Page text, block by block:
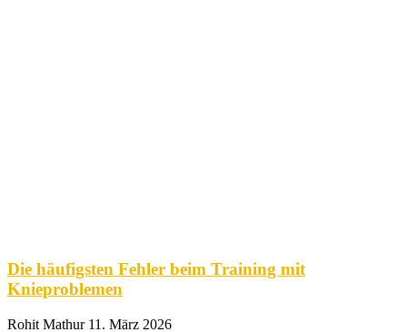
Die häufigsten Fehler beim Training mit
Knieproblemen
Rohit Mathur 11. März 2026